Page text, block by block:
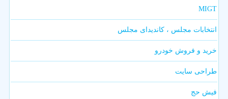
MIGT
انتخابات مجلس ، کاندیدای مجلس
خرید و فروش خودرو
طراحی سایت
فیش حج